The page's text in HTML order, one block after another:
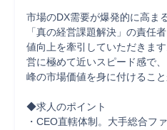
市場のDX需要が爆発的に高ま
「真の経営課題解決」の責任
値向上を牽引していただきま
営に極めて近いスピード感で
峰の市場価値を身に付けること
◆求人のポイント
・CEO直轄体制。大手総合フ